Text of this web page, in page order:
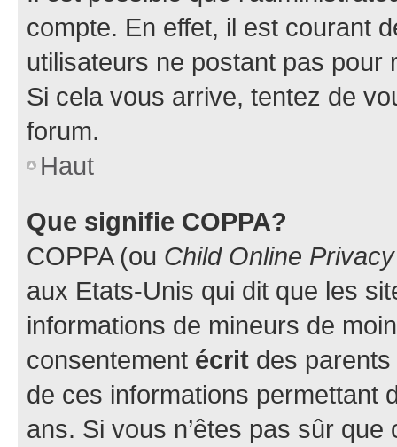
compte. En effet, il est courant
utilisateurs ne postant pas pour
Si cela vous arrive, tentez de
forum.
Haut
Que signifie COPPA?
COPPA (ou Child Online
aux Etats-Unis qui dit que les
informations de mineurs de
consentement écrit des parents
de ces informations permettant
ans. Si vous n’êtes pas sûr